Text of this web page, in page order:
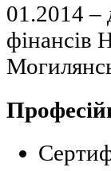
01.2014 –
фінансів